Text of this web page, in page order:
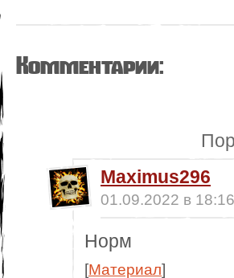
Комментарии:
Maximus296
01.09.2022 в 18:16
Норм
[Материал]